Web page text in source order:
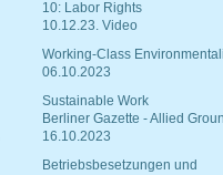
10: Labor Rights
10.12.23. Video
Working-Class
06.10.2023
Sustainable Work
Berliner Gazette - Allied
16.10.2023
Betriebsbesetzungen und